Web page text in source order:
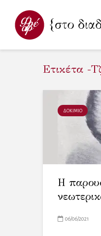
Ετικέτα -
ΔΟΚΙΜΙΟ
Η
06/06/2021